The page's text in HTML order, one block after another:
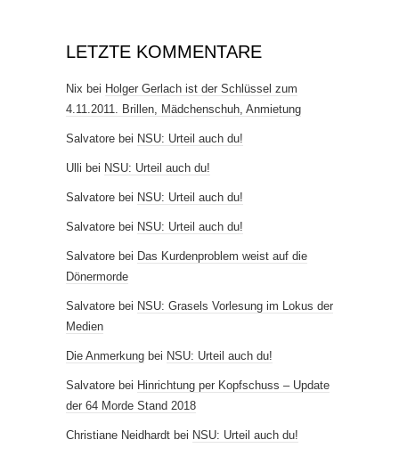
LETZTE KOMMENTARE
Nix bei Holger Gerlach ist der Schlüssel zum
4.11.2011. Brillen, Mädchenschuh, Anmietung
Salvatore bei NSU: Urteil auch du!
Ulli bei NSU: Urteil auch du!
Salvatore bei NSU: Urteil auch du!
Salvatore bei NSU: Urteil auch du!
Salvatore bei Das Kurdenproblem weist auf die
Dönermorde
Salvatore bei NSU: Grasels Vorlesung im Lokus der
Medien
Die Anmerkung bei NSU: Urteil auch du!
Salvatore bei Hinrichtung per Kopfschuss – Update
der 64 Morde Stand 2018
Christiane Neidhardt bei NSU: Urteil auch du!